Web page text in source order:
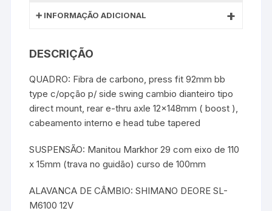
INFORMAÇÃO ADICIONAL
DESCRIÇÃO
QUADRO: Fibra de carbono, press fit 92mm bb
type c/opção p/ side swing cambio dianteiro tipo
direct mount, rear e-thru axle 12x148mm ( boost ),
cabeamento interno e head tube tapered
SUSPENSÃO: Manitou Markhor 29 com eixo de 110
x 15mm (trava no guidão) curso de 100mm
ALAVANCA DE CÂMBIO: SHIMANO DEORE SL-
M6100 12V